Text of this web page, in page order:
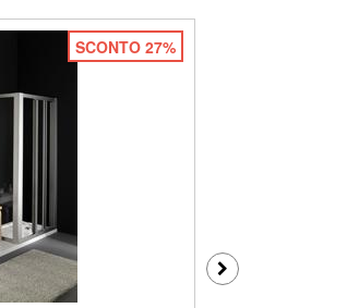
SCONTO 27%